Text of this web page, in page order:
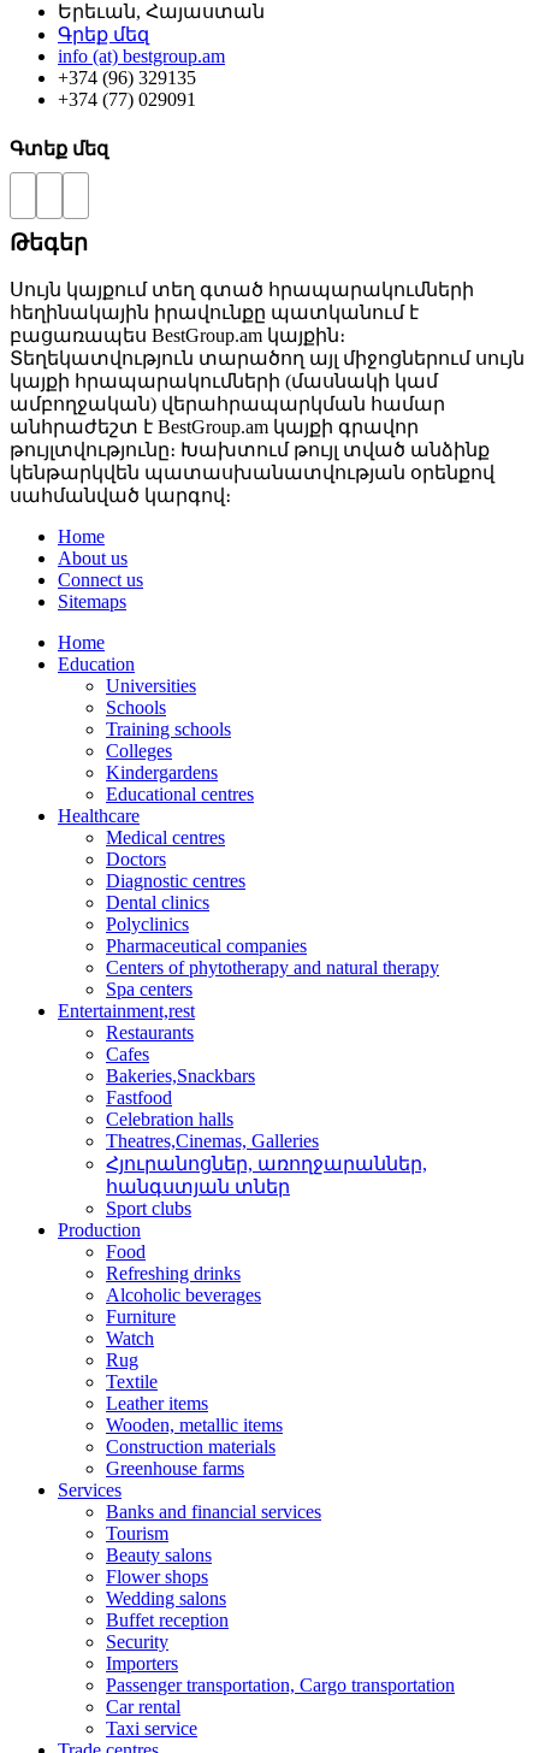
Երեւան, Հայաստան
Գրեք մեզ
info (at) bestgroup.am
+374 (96) 329135
+374 (77) 029091
Գտեք մեզ
Թեգեր
Սույն կայքում տեղ գտած հրապարակումների
հեղինակային իրավունքը պատկանում է
բացառապես BestGroup.am կայքին։
Տեղեկատվություն տարածող այլ միջոցներում սույն
կայքի հրապարակումների (մասնակի կամ
ամբողջական) վերահրապարկման համար
անհրաժեշտ է BestGroup.am կայքի գրավոր
թույլտվությունը։ Խախտում թույլ տված անձինք
կենթարկվեն պատասխանատվության օրենքով
սահմանված կարգով։
Home
About us
Connect us
Sitemaps
Home
Education
Universities
Schools
Training schools
Colleges
Kindergardens
Educational centres
Healthcare
Medical centres
Doctors
Diagnostic centres
Dental clinics
Polyclinics
Pharmaceutical companies
Centers of phytotherapy and natural therapy
Spa centers
Entertainment,rest
Restaurants
Cafes
Bakeries,Snackbars
Fastfood
Celebration halls
Theatres,Cinemas, Galleries
Հյուրանոցներ, առողջար­աններ,
հանգստյան տներ
Sport clubs
Production
Food
Refreshing drinks
Alcoholic beverages
Furniture
Watch
Rug
Textile
Leather items
Wooden, metallic items
Construction materials
Greenhouse farms
Services
Banks and financial services
Tourism
Beauty salons
Flower shops
Wedding salons
Buffet reception
Security
Importers
Passenger transportation, Cargo transportation
Car rental
Taxi service